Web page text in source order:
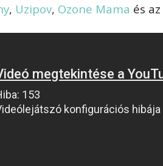
, Uzipov, Ozone Mama és az